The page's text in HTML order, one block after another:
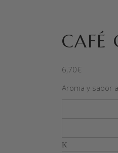
CAFÉ
6,70€
Aroma y sabor
Quantity